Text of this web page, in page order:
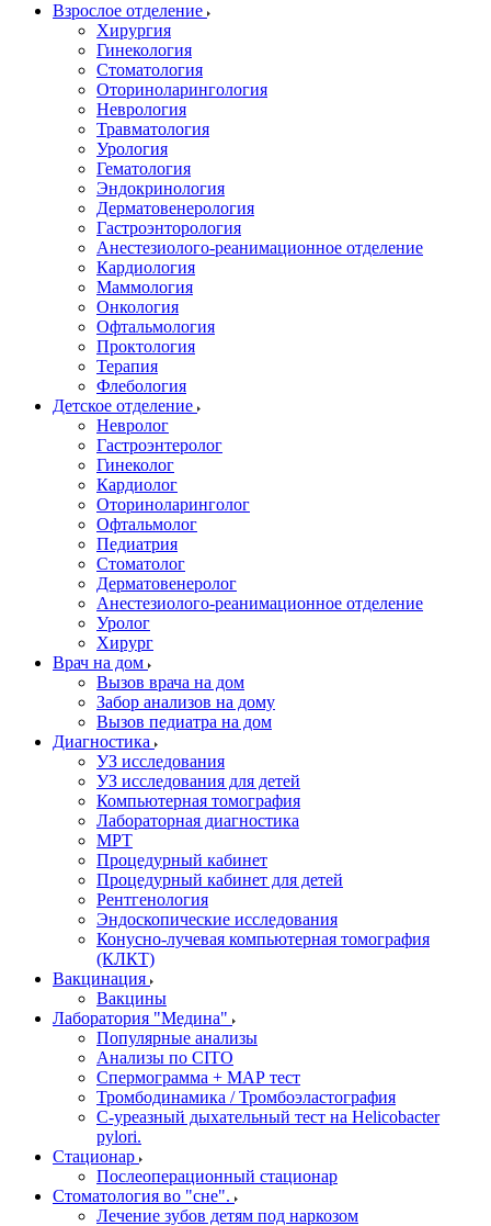
Взрослое отделение
Хирургия
Гинекология
Стоматология
Оториноларингология
Неврология
Травматология
Урология
Гематология
Эндокринология
Дерматовенерология
Гастроэнторология
Анестезиолого-реанимационное отделение
Кардиология
Маммология
Онкология
Офтальмология
Проктология
Терапия
Флебология
Детское отделение
Невролог
Гастроэнтеролог
Гинеколог
Кардиолог
Оториноларинголог
Офтальмолог
Педиатрия
Стоматолог
Дерматовенеролог
Анестезиолого-реанимационное отделение
Уролог
Хирург
Врач на дом
Вызов врача на дом
Забор анализов на дому
Вызов педиатра на дом
Диагностика
УЗ исследования
УЗ исследования для детей
Компьютерная томография
Лабораторная диагностика
МРТ
Процедурный кабинет
Процедурный кабинет для детей
Рентгенология
Эндоскопические исследования
Конусно-лучевая компьютерная томография
(КЛКТ)
Вакцинация
Вакцины
Лаборатория "Медина"
Популярные анализы
Анализы по CITO
Спермограмма + МАР тест
Тромбодинамика / Тромбоэластография
С-уреазный дыхательный тест на Helicobacter
pylori.
Стационар
Послеоперационный стационар
Стоматология во "сне".
Лечение зубов детям под наркозом